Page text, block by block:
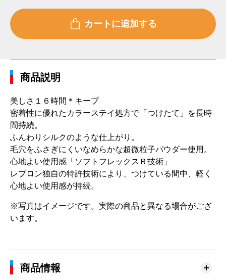
商品説明
美しさ１６時間＊キープ
密着性に優れたカラーステイ処方で「つけたて」を長時
間持続。
ふんわりシルクのような仕上がり。
毛穴をふさぎにくいなめらかな超微粒子パウダー使用。
心地よい使用感「ソフトフレックスＲ技術」
レブロン独自の特許技術により、つけている間中、軽く
心地よい使用感が持続。
※写真はイメージです。実際の商品と異なる場合がござ
います。
商品情報